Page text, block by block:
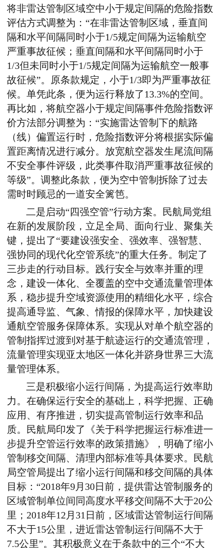
将非雷达管制区域空中小于规定间隔的危险指数
评估方式调整为：“在非雷达管制区域，垂直间
隔和水平间隔同时小于1/5规定间隔为运输航空
严重事故征候；垂直间隔和水平间隔同时小于
1/3但未同时小于1/5规定间隔为运输航空一般事
故征候”。原条款规定，小于1/3即为严重事故征
候。单凭此条，便为运行释放了13.3%的空间。
再比如，将航空器小于规定间隔事件危险指数评
价方法部分调整为：“实施雷达管制下的航路
（线）偏置运行时，危险指数评分将根据实际偏
置距离情况进行减分。放宽航空器发生尾流间隔
不安全事件评级，此类事件取消严重事故征候的
等级”。调整此条款，便为空中管制拆除了过去
需时时顾忌的一道安全篱笆。
二是启动“四强空管”行动方案。民航局党组
在新的发展阶段，立足全局、面向行业、聚集关
键，提出了“要建设强安全、强效率、强智慧、
强协同的现代化空管系统”的重大任务。制定了
三步走的行动目标。践行安全与效率并重的理
念，建设一体化、全覆盖的空中交通流量管理体
系，稳步提升空域资源使用的精细化水平，综合
提高通导监、气象、情报的保障水平，加快建设
通航空管服务保障体系。实现从对单个航空器的
管制指挥过渡到对基于航迹运行的交通流管理，
流量管理实现亚太地区一体化并跻身世界三大流
量管理体系。
三是积极缩小运行间隔，为提高运行效率助
力。在确保运行安全的基础上，科学把握、正确
应用、有序推进，切实提高管制运行效率和品
质。民航局印发了《关于科学把握运行标准进一
步提升空管运行效率的政策措施》，明确了缩小
管制移交间隔、清理内部标准等具体要求。民航
局空管局提出了缩小运行间隔和移交间隔的具体
目标：“2018年9月30日前，提供雷达管制服务的
区域管制单位间同高度水平移交间隔不大于20公
里；2018年12月31日前，区域雷达管制运行间隔
不大于15公里，进近雷达管制运行间隔不大于
7.5公里”。其积极意义在于条款中的三个“不大